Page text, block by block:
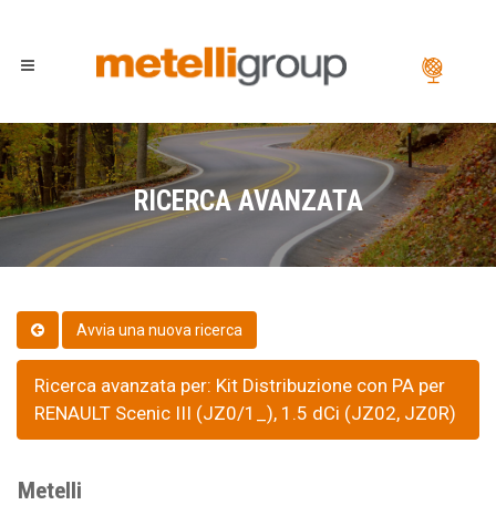
RICERCA AVANZATA
Ricerca avanzata per: Kit Distribuzione con PA per
RENAULT Scenic III (JZ0/1_), 1.5 dCi (JZ02, JZ0R)
Metelli